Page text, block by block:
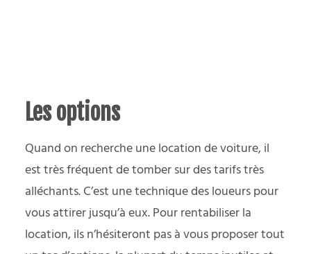
Les options
Quand on recherche une location de voiture, il
est très fréquent de tomber sur des tarifs très
alléchants. C’est une technique des loueurs pour
vous attirer jusqu’à eux. Pour rentabiliser la
location, ils n’hésiteront pas à vous proposer tout